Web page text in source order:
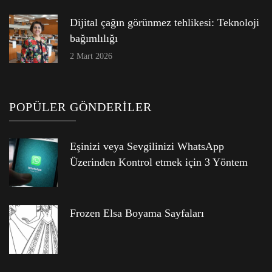
Dijital çağın görünmez tehlikesi: Teknoloji
bağımlılığı
2 Mart 2026
POPÜLER GÖNDERILER
Eşinizi veya Sevgilinizi WhatsApp
Üzerinden Kontrol etmek için 3 Yöntem
Frozen Elsa Boyama Sayfaları